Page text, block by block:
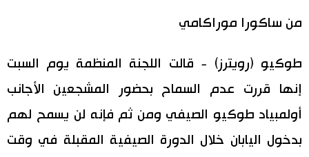
اليابان في فيديو
مانغا وأنيمي
علوم وتكنولوجيا
الأقسام
من ساكورا موراكامي
طوكيو (رويترز) - قالت اللجنة المنظمة يوم السبت
إنها قررت عدم السماح بحضور المشجعين الأجانب
أولمبياد طوكيو الصيفي ومن ثم فإنه لن يسمح لهم
بدخول اليابان خلال الدورة الصيفية المقبلة في وقت